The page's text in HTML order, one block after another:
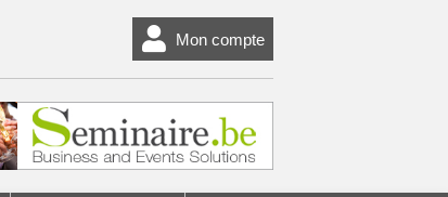
Mon compte